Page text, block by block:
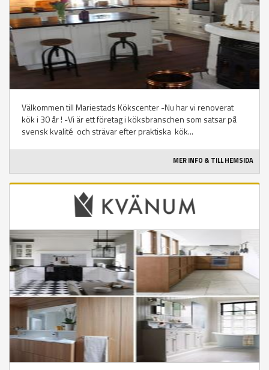
Välkommen till Mariestads Kökscenter -Nu har vi renoverat
kök i 30 år ! -Vi är ett företag i köksbranschen som satsar på
svensk kvalité och strävar efter praktiska kök...
MER INFO & TILL HEMSIDA